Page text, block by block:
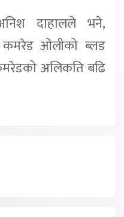
दाहालले भने,
ओलीको ब्लड
अलिकति बढि